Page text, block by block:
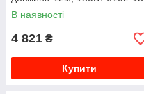
EC
В наявності
4 821 ₴
Купити